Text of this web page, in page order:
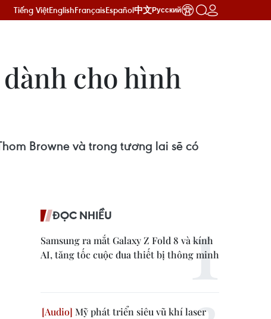
Tiếng ViệtEnglishFrançaisEspañol中文Русский
cho hình
Browne và trong tương lai sẽ có
ĐỌC NHIỀU
Samsung ra mắt Galaxy Z Fold 8 và kính
AI, tăng tốc cuộc đua thiết bị thông minh
Mỹ phát triển siêu vũ khí laser